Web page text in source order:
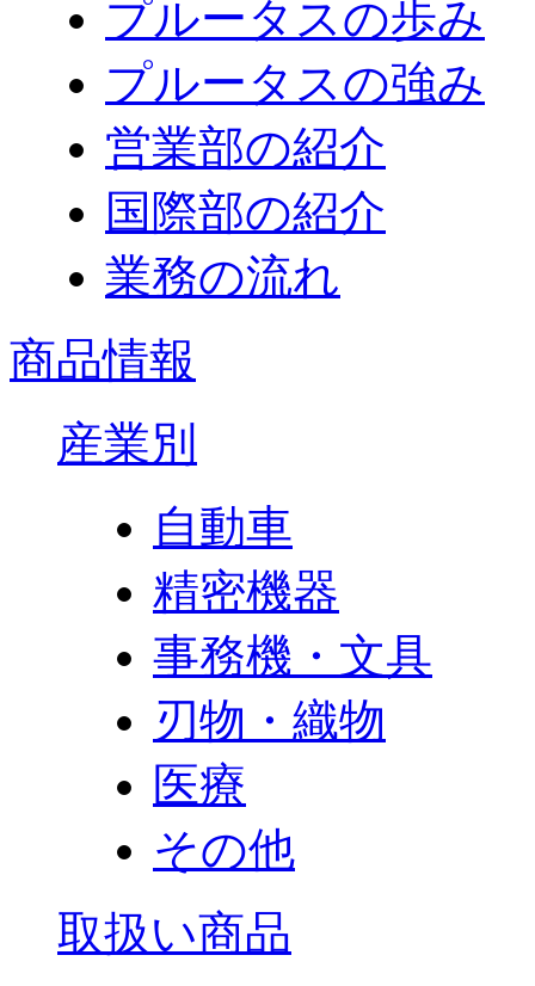
プルータスの歩み
プルータスの強み
営業部の紹介
国際部の紹介
業務の流れ
商品情報
産業別
自動車
精密機器
事務機・文具
刃物・織物
医療
その他
取扱い商品